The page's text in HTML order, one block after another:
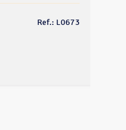
Ref.: L0673